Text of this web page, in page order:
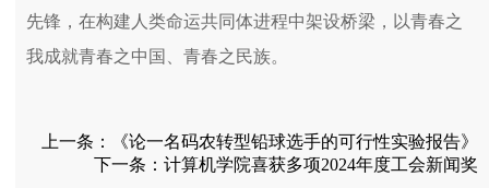
先锋，在构建人类命运共同体进程中架设桥梁，以青春之
我成就青春之中国、青春之民族。
上一条：
《论一名码农转型铅球选手的可行性实验报告》
下一条： 计算机学院喜获多项2024年度工会新闻奖